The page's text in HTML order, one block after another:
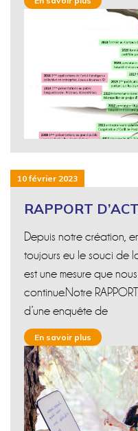
RAPPORT
10 février 2023
Depuis notre création,
toujours eu le souci de
est une mesure que
continue.Notre
d’une enquête de
En savoir plus